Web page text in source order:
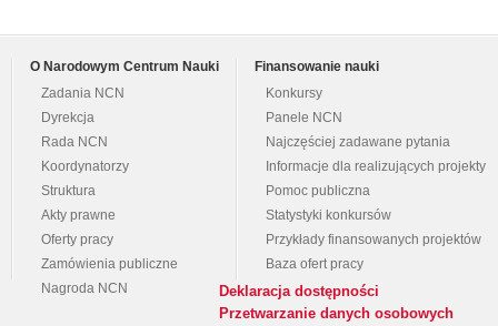
O Narodowym Centrum Nauki
Zadania NCN
Dyrekcja
Rada NCN
Koordynatorzy
Struktura
Akty prawne
Oferty pracy
Zamówienia publiczne
Nagroda NCN
Finansowanie nauki
Konkursy
Panele NCN
Najczęściej zadawane pytania
Informacje dla realizujących projekty
Pomoc publiczna
Statystyki konkursów
Przykłady finansowanych projektów
Baza ofert pracy
Deklaracja dostępności
Przetwarzanie danych osobowych